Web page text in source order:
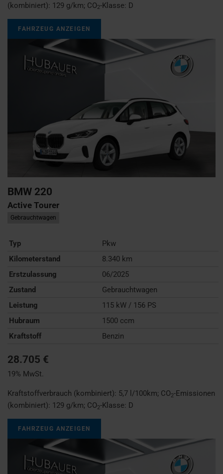
(kombiniert): 129 g/km; CO2-Klasse: D
FAHRZEUG ANZEIGEN
BMW 220
Active Tourer
Gebrauchtwagen
Typ
Pkw
Kilometerstand
8.340 km
Erstzulassung
06/2025
Zustand
Gebrauchtwagen
Leistung
115 kW / 156 PS
Hubraum
1500 ccm
Kraftstoff
Benzin
28.705 €
19% MwSt.
Kraftstoffverbrauch (kombiniert): 5,7 l/100km; CO2-Emissionen
(kombiniert): 129 g/km; CO2-Klasse: D
FAHRZEUG ANZEIGEN